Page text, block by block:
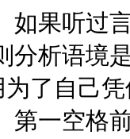
果听过言
分析语境
为了自己
第一空格